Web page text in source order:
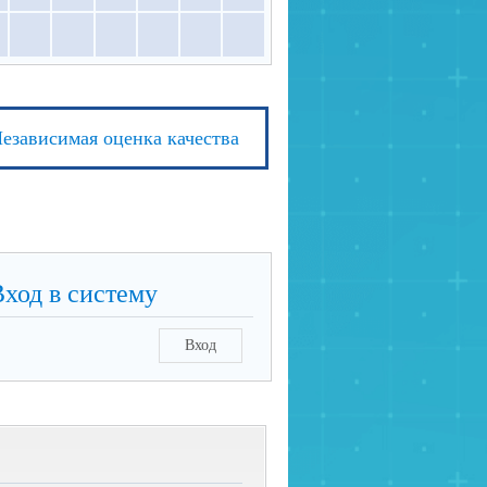
оценка качества
в систему
Вход